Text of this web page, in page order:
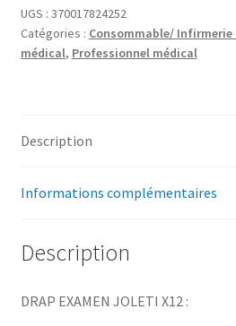
UGS : 370017824252
Catégories : Consommable/ Infirmerie
médical, Professionnel médical
Description
Informations complémentaires
Description
DRAP EXAMEN JOLETI X12 :